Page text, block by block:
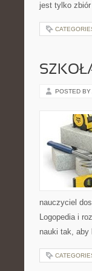
jest tylko
POSTED BY
nauczyciel
Logopedia i
nauki tak,